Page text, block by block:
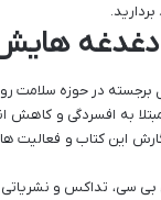
دغدغه
در حوزه سلامت
به افسردگی و کاهش
این کتاب و فعالیت
بی سی، تداکس و